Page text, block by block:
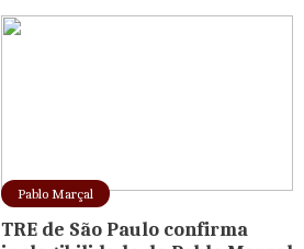
Pablo Marçal
TRE de São Paulo confirma